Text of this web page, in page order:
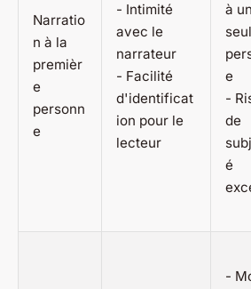
Narratio
n à la
premièr
e
personn
e
- Intimité
avec le
narrateur
- Facilité
d'identificat
ion pour le
lecteur
à
e
-
de
é
-